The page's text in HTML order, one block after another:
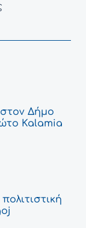
Δήμο
Kalamia